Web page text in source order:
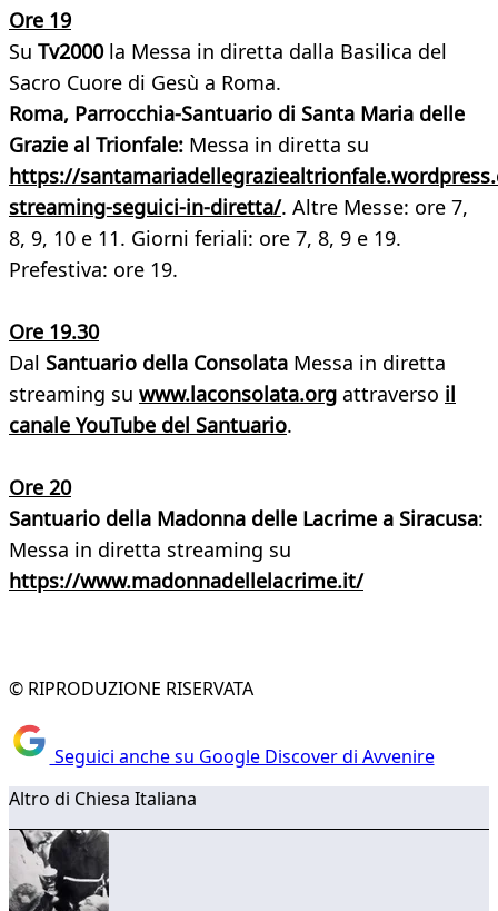
Ore 19
Su Tv2000la Messa in diretta dalla Basilica del
Sacro Cuore di Gesù a Roma.
Roma, Parrocchia-Santuario di Santa Maria delle
Grazie al Trionfale: Messa in diretta su
https://
streaming-seguici-in-diretta/. Altre Messe: ore 7,
8, 9, 10 e 11. Giorni feriali: ore 7, 8, 9 e 19.
Prefestiva: ore 19.
Ore 19.30
Dal Santuario della Consolata Messa in diretta
streaming su www.laconsolata.org attraverso il
canale YouTube del Santuario.
Ore 20
Santuario della Madonna delle Lacrime a Siracusa:
Messa in diretta streaming su
https://www.madonnadellelacrime.it/
© RIPRODUZIONE RISERVATA
Seguici anche su Google Discover di Avvenire
Altro di Chiesa Italiana